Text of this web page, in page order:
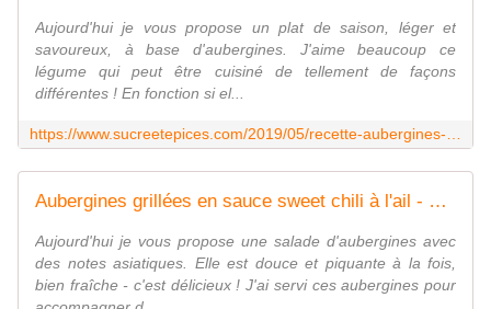
Aujourd'hui je vous propose un plat de saison, léger et
savoureux, à base d'aubergines. J'aime beaucoup ce
légume qui peut être cuisiné de tellement de façons
différentes ! En fonction si el...
Aubergines grillées en sauce sweet chili à l'ail - www.sucreetepices.com
Aujourd'hui je vous propose une salade d'aubergines avec
des notes asiatiques. Elle est douce et piquante à la fois,
bien fraîche - c'est délicieux ! J'ai servi ces aubergines pour